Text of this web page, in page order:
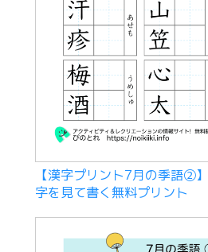
【漢字プリント7月の季語②
字を見て書く無料プリント